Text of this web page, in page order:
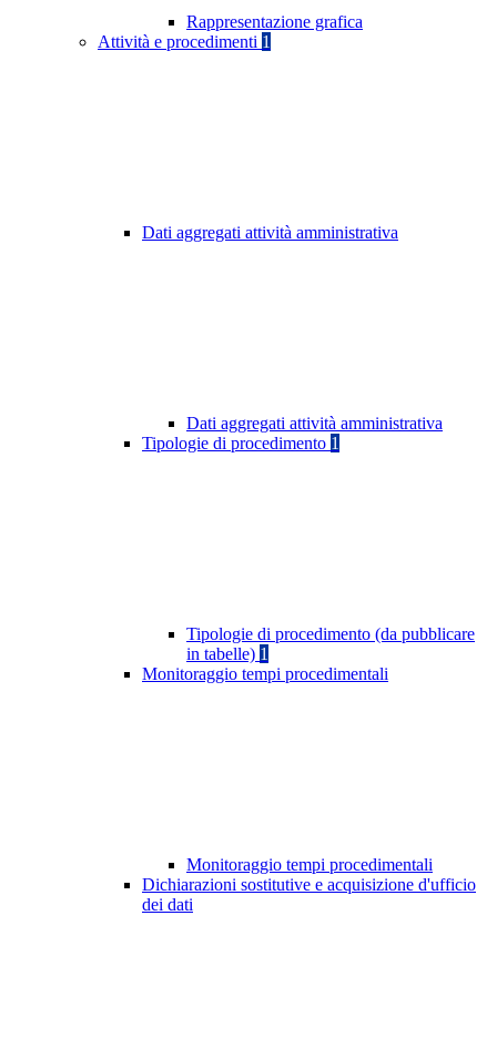
Rappresentazione grafica
Attività e procedimenti 1
Dati aggregati attività amministrativa
Dati aggregati attività amministrativa
Tipologie di procedimento 1
Tipologie di procedimento (da pubblicare
in tabelle) 1
Monitoraggio tempi procedimentali
Monitoraggio tempi procedimentali
Dichiarazioni sostitutive e acquisizione d'ufficio
dei dati